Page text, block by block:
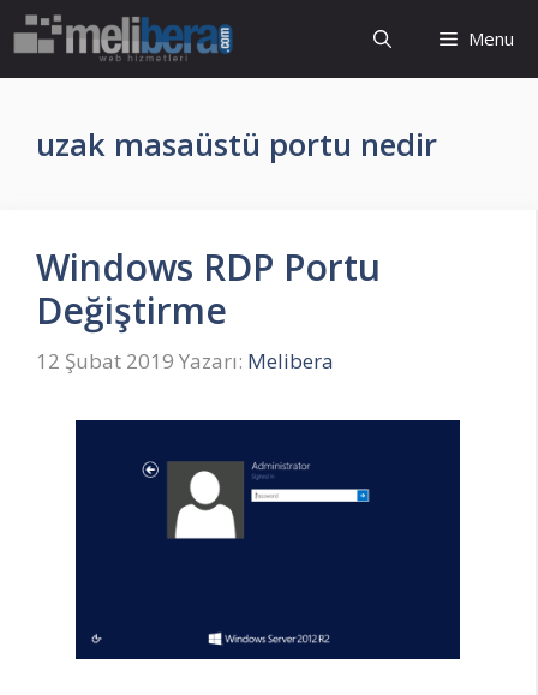
İçeriğe
Menu
uzak masaüstü portu nedir
Windows RDP Portu
Değiştirme
12 Şubat 2019 Yazarı: Melibera